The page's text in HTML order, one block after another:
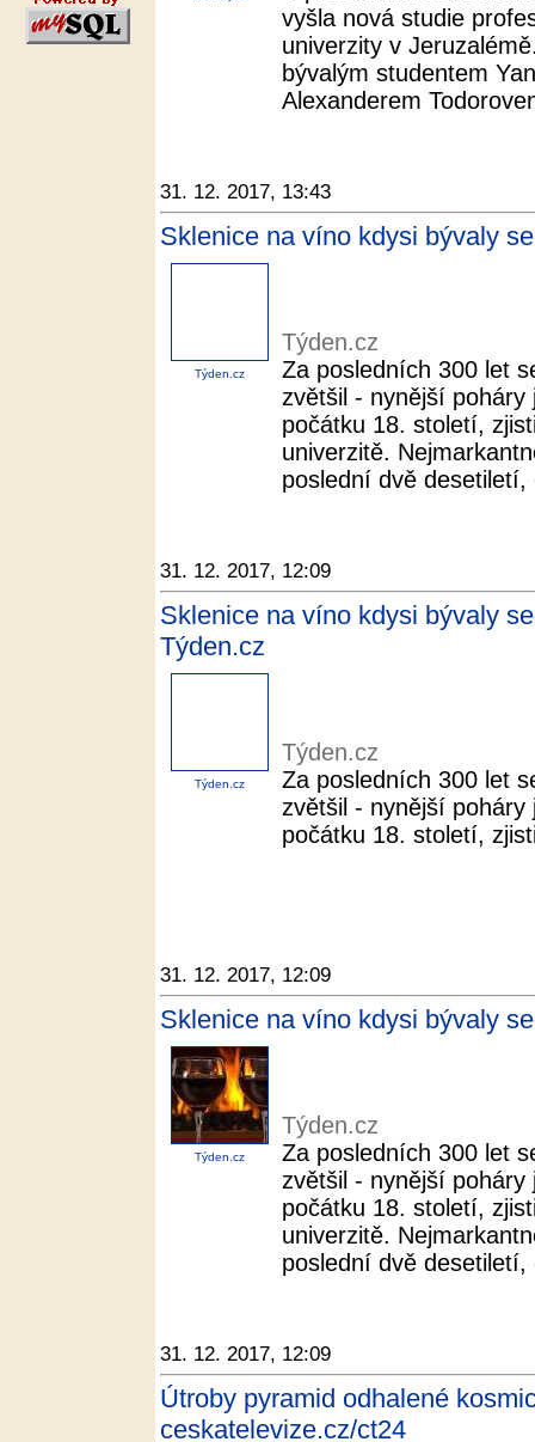
vyšla nová studie
univerzity v
bývalým studentem
Alexanderem
31. 12. 2017, 13:43
Sklenice na víno kdysi bývaly
Týden.cz
Týden.cz
Za posledních 300 let
zvětšil - nynější
počátku 18. století,
univerzitě.
poslední dvě desetiletí,
31. 12. 2017, 12:09
Sklenice na víno kdysi bývaly
Týden.cz
Týden.cz
Týden.cz
Za posledních 300 let
zvětšil - nynější
počátku 18. století,
31. 12. 2017, 12:09
Sklenice na víno kdysi bývaly
Týden.cz
Týden.cz
Za posledních 300 let
zvětšil - nynější
počátku 18. století,
univerzitě.
poslední dvě desetiletí,
31. 12. 2017, 12:09
Útroby pyramid odhalené
ceskatelevize.cz/ct24